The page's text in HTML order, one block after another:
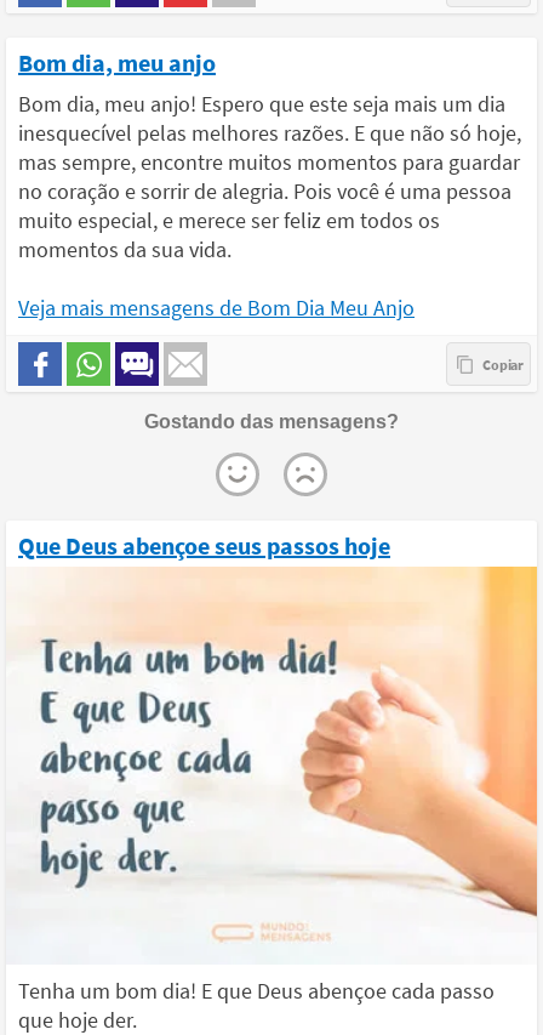
Bom dia, meu anjo
Bom dia, meu anjo! Espero que este seja mais um dia
inesquecível pelas melhores razões. E que não só hoje,
mas sempre, encontre muitos momentos para guardar
no coração e sorrir de alegria. Pois você é uma pessoa
muito especial, e merece ser feliz em todos os
momentos da sua vida.
Veja mais mensagens de Bom Dia Meu Anjo
Gostando das mensagens?
Que Deus abençoe seus passos hoje
Tenha um bom dia! E que Deus abençoe cada passo
que hoje der.